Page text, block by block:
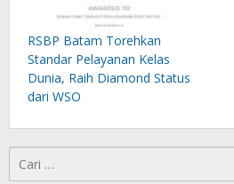
RSBP Batam Torehkan
Standar Pelayanan Kelas
Dunia, Raih Diamond Status
dari WSO
untuk: